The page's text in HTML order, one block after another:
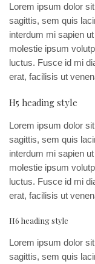
Lorem ipsum dolor
sagittis, sem quis
interdum mi sapien
molestie ipsum
luctus. Fusce id mi
erat, facilisis ut
H5 heading style
Lorem ipsum dolor
sagittis, sem quis
interdum mi sapien
molestie ipsum
luctus. Fusce id mi
erat, facilisis ut
H6 heading style
Lorem ipsum dolor
sagittis, sem quis